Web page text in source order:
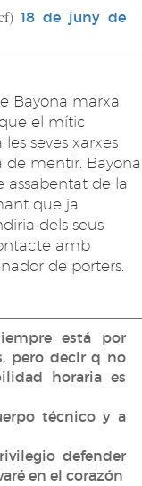
18 de juny de
Bayona marxa
el mític
seves xarxes
de mentir. Bayona
assabentat de la
que ja
dels seus
amb
de porters.
está por
pero decir q no
horaria es
técnico y a
defender
en el corazón